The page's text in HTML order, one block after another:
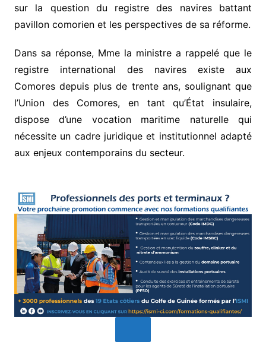
sur la question du registre des navires battant
pavillon comorien et les perspectives de sa réforme.
Dans sa réponse, Mme la ministre a rappelé que le
registre international des navires existe aux
Comores depuis plus de trente ans, soulignant que
l’Union des Comores, en tant qu’État insulaire,
dispose d’une vocation maritime naturelle qui
nécessite un cadre juridique et institutionnel adapté
aux enjeux contemporains du secteur.